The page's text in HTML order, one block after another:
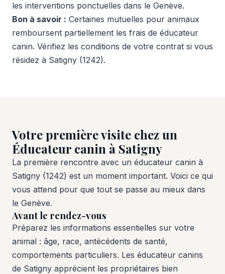
les interventions ponctuelles dans le Genève.
Bon à savoir : Certaines mutuelles pour animaux
remboursent partiellement les frais de éducateur
canin. Vérifiez les conditions de votre contrat si vous
résidez à Satigny (1242).
Votre première visite chez un
Éducateur canin à Satigny
La première rencontre avec un éducateur canin à
Satigny (1242) est un moment important. Voici ce qui
vous attend pour que tout se passe au mieux dans
le Genève.
Avant le rendez-vous
Préparez les informations essentielles sur votre
animal : âge, race, antécédents de santé,
comportements particuliers. Les éducateur canins
de Satigny apprécient les propriétaires bien